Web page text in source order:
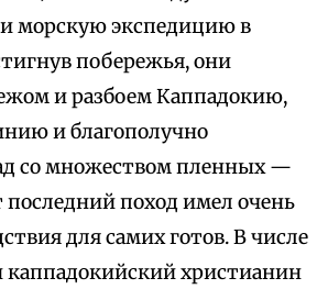
морскую экспедицию в
побережья, они
и разбоем Каппадокию,
и благополучно
со множеством пленных —
последний поход имел очень
для самих готов. В числе
христианин